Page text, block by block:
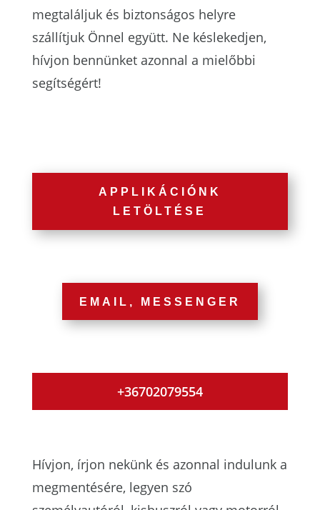
megtaláljuk és biztonságos helyre
szállítjuk Önnel együtt. Ne késlekedjen,
hívjon bennünket azonnal a mielőbbi
segítségért!
APPLIKÁCIÓNK
LETÖLTÉSE
EMAIL, MESSENGER
+36702079554
Hívjon, írjon nekünk és azonnal indulunk a
megmentésére, legyen szó